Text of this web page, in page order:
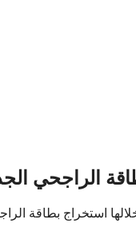
الراجحي
استخراج بطاقة